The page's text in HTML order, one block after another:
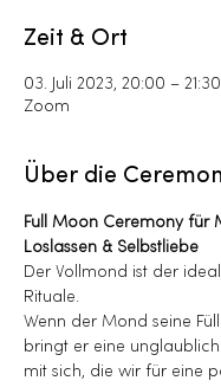
Zeit & Ort
03. Juli 2023, 20:00 – 21:30
Zoom
Über die
Full Moon Ceremony für
Loslassen & Selbstliebe
Der Vollmond ist der
Rituale.
Wenn der Mond seine
bringt er eine
mit sich, die wir für eine